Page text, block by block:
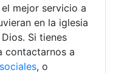
mejor servicio a
en la iglesia
Si tienes
contactarnos a
, o